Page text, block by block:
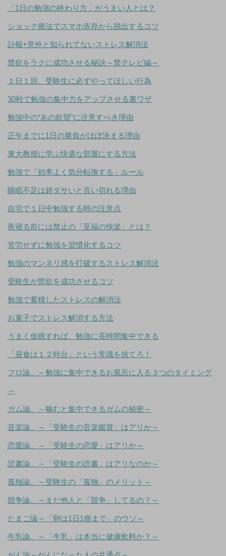
「1日の勉強の終わり方」がうまい人とは？
ショック療法でスマホ依存から脱出するコツ
訃報+意外と知られてないストレス解消法
禁欲をラクに成功させる秘訣～禁テレビ編～
１日１回、受験生に必ずやってほしい行為
30秒で勉強の集中力をアップさせる裏ワザ
勉強中の“あの欲望”に注意すべき理由
正午までに1日の勝負がほぼ決まる理由
東大教授に学ぶ快適な部屋にする方法
勉強で「効率よく気分転換する」ルール
睡眠不足は超ダサいと言い切れる理由
自宅で１日中勉強する時の注意点
夜寝る前には禁止の「至福の快楽」とは？
苦労せずに勉強を習慣化するコツ
勉強のマンネリ感を打破するストレス解消法
受験生が禁欲を成功させるコツ
勉強で蓄積したストレスの解消法
お菓子でストレス解消する方法
うまく仮眠すれば、勉強に長時間集中できる
「昼食は１２時台」という常識を捨てろ！
フロ論。～勉強に集中できるお風呂に入る３つのタイミング
～
ガム論。～噛むと集中できるガムの秘密～
音楽論。～「受験生の音楽鑑賞」はアリか～
恋愛論。～「受験生の恋愛」はアリか～
読書論。～「受験生の読書」はアリなのか～
孤独論。～受験生の「孤独」のメリット～
競争論。～まだ他人と「競争」してるの？～
たまご論～「卵は1日1個まで」のウソ～
牛乳論。～「牛乳」は本当に健康飲料か？～